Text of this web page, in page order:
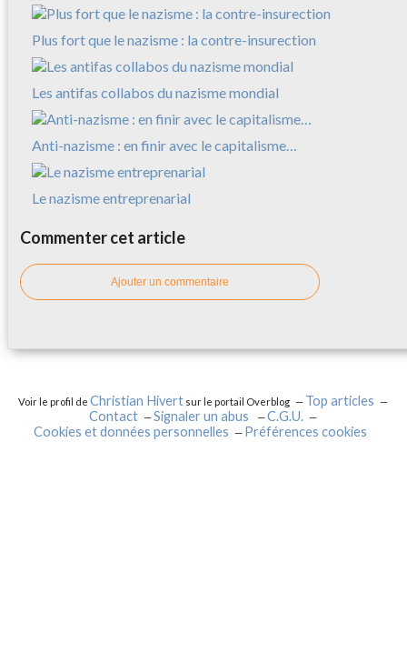
Plus fort que le nazisme : la contre-insurection
Les antifas collabos du nazisme mondial
Anti-nazisme : en finir avec le capitalisme…
Le nazisme entreprenarial
Commenter cet article
Ajouter un commentaire
Voir le profil deChristian Hivert sur le portail Overblog
Top articles
Contact
Signaler un abus
C.G.U.
Cookies et données personnelles
Préférences cookies